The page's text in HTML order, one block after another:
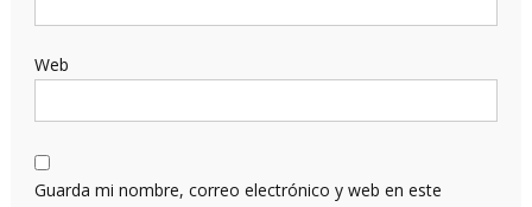
Web
Guarda mi nombre, correo electrónico y web en este